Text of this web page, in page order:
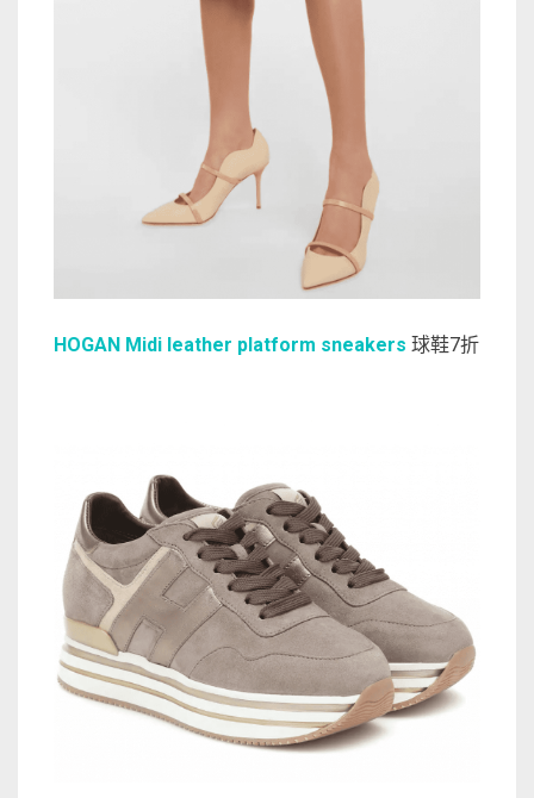
HOGAN Midi leather platform sneakers 球鞋7折